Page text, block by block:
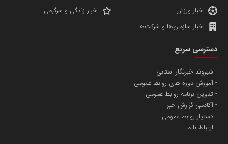
پایگاه اطلاع رسانی اعتلای نهادهای مردمی
تامین آهن اسفنجی تولیدکنندگان فولاد در کشور
مسعودصادقی
اخبار ورزش
اخبار زندگی و سرگرمی
اخبار سازمان‌ها و شرکت‌ها
دسترسی سریع
شهروند خبرنگار استانی
آموزش دوره های روابط عمومی
تدوین برنامه روابط عمومی
آکادمی گزارش خبر
دستیار روابط عمومی
ارتباط با ما